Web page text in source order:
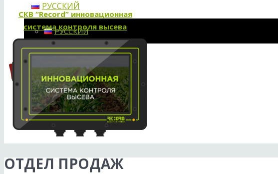
РУССКИЙ
РУССКИЙ
СКВ “Record” инновационная
система контроля высева
ОТДЕЛ ПРОДАЖ